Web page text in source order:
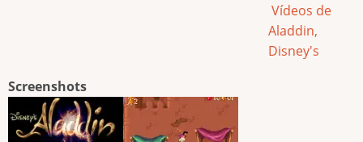
Vídeos de
Aladdin,
Disney's
Screenshots